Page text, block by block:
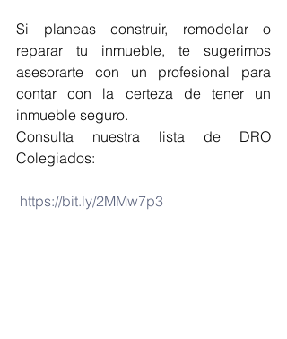
Si planeas construir, remodelar o
reparar tu inmueble, te sugerimos
asesorarte con un profesional para
contar con la certeza de tener un
inmueble seguro.
Consulta nuestra lista de DRO
Colegiados:
https://bit.ly/2MMw7p3